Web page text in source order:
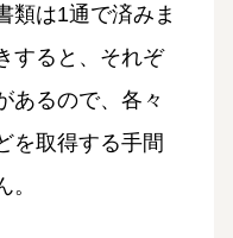
類は1通で済みま
すると、それぞ
あるので、各々
を取得する手間